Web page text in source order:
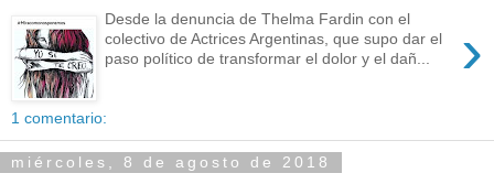
›
Desde la denuncia de Thelma Fardin con el
colectivo de Actrices Argentinas, que supo dar el
paso político de transformar el dolor y el dañ...
1 comentario:
miércoles, 8 de agosto de 2018